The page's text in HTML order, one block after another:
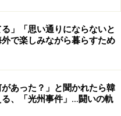
る」「思い通りにならないと
で楽しみながら暮らすため
があった？」と聞かれたら韓
る、「光州事件」…闘いの軌